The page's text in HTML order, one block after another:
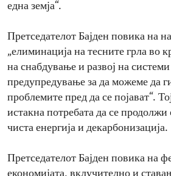
една земја“.
Претседателот Бајден повика на
„елиминација на тесните грла во
на снабдување и развој на
предупредување за да можеме да
проблемите пред да се појават“.
истакна потребата да се продолжи
чиста енергија и декарбонизација.
Претседателот Бајден повика на